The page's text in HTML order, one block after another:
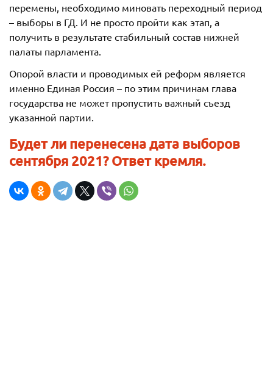
перемены, необходимо миновать переходный период
– выборы в ГД. И не просто пройти как этап, а
получить в результате стабильный состав нижней
палаты парламента.
Опорой власти и проводимых ей реформ является
именно Единая Россия – по этим причинам глава
государства не может пропустить важный съезд
указанной партии.
Будет ли перенесена дата выборов
сентября 2021? Ответ кремля.